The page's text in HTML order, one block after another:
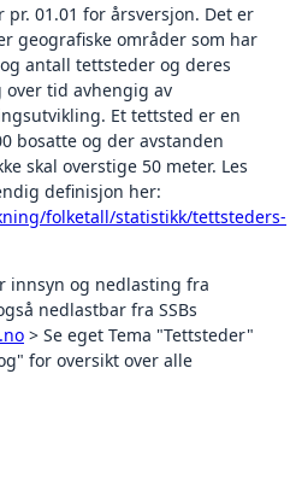
pr. 01.01 for årsversjon. Det er
geografiske områder som har
antall tettsteder og deres
tid avhengig av
Et tettsted er en
bosatte og der avstanden
skal overstige 50 meter. Les
definisjon her:
folketall/statistikk/tettsteders-
innsyn og nedlasting fra
nedlastbar fra SSBs
> Se eget Tema "Tettsteder"
for oversikt over alle